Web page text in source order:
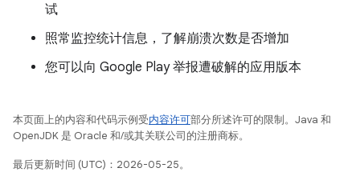
试
照常监控统计信息，了解崩溃次数是否增加
您可以向 Google Play 举报遭破解的应用版本
本页面上的内容和代码示例受内容许可部分所述许可的限制。Java 和
OpenJDK 是 Oracle 和/或其关联公司的注册商标。
最后更新时间 (UTC)：2026-05-25。